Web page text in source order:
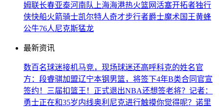
姆联长春亚泰河南队 上海海港热火篮网活塞开拓者独行
侠快船火箭骑士凯尔特人奇才步行者爵士魔术国王黄蜂
公牛76人 尼克斯猛龙
最新资讯
数百名球迷接机马竞，现场球迷还高呼科克的姓名官
方：段睿骐加盟辽宁本钢男篮，将签下4年B类合同 官宣
签约！三届扣篮王！正式退出NBA还想签老将？记者：
勇士正在和35岁内线奥利尼克进行触摸你觉得呢？诺里